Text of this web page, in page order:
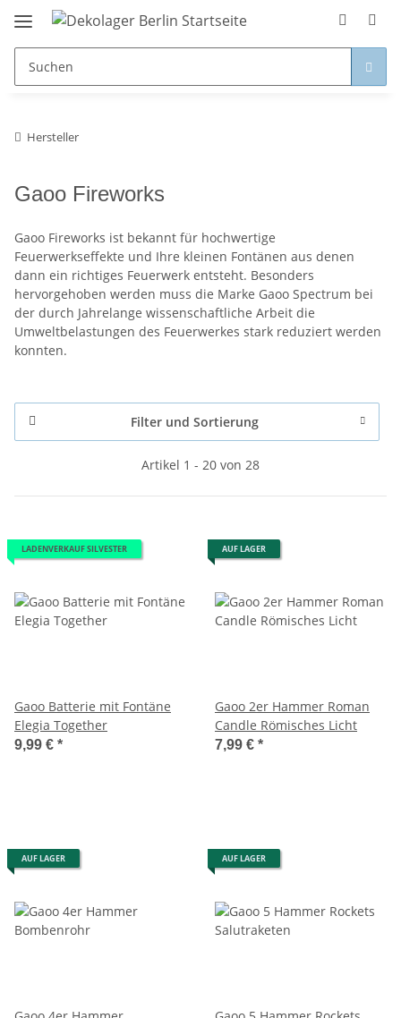
Hersteller
Gaoo Fireworks
Gaoo Fireworks ist bekannt für hochwertige
Feuerwerkseffekte und Ihre kleinen Fontänen aus denen
dann ein richtiges Feuerwerk entsteht. Besonders
hervorgehoben werden muss die Marke Gaoo Spectrum bei
der durch Jahrelange wissenschaftliche Arbeit die
Umweltbelastungen des Feuerwerkes stark reduziert werden
konnten.
Filter und Sortierung
Artikel 1 - 20 von 28
LADENVERKAUF SILVESTER
Gaoo Batterie mit Fontäne
Elegia Together
9,99 € *
AUF LAGER
Gaoo 2er Hammer Roman
Candle Römisches Licht
7,99 € *
AUF LAGER AUF LAGER